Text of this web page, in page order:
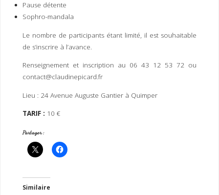
Pause détente
Sophro-mandala
Le nombre de participants étant limité, il est souhaitable
de s’inscrire à l’avance.
Renseignement et inscription au 06 43 12 53 72 ou
contact@claudinepicard.fr
Lieu : 24 Avenue Auguste Gantier à Quimper
TARIF : 10 €
Partager :
Similaire